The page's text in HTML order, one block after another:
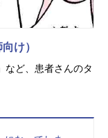
け）
など、患者さんのタ